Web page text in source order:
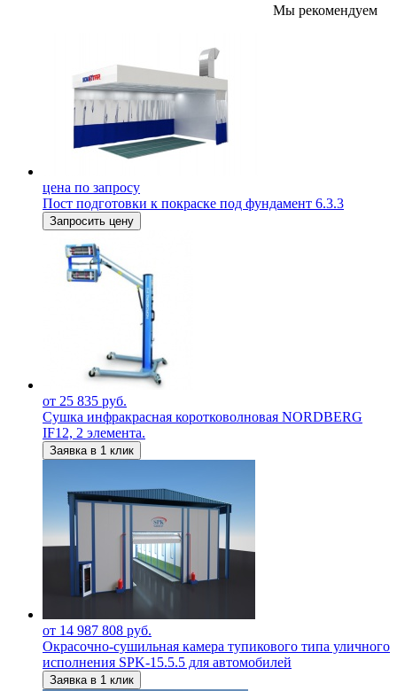
Мы рекомендуем
цена по запросу
Пост подготовки к покраске под фундамент 6.3.3
Запросить цену
от 25 835 руб.
Сушка инфракрасная коротковолновая NORDBERG
IF12, 2 элемента.
Заявка в 1 клик
от 14 987 808 руб.
Окрасочно-сушильная камера тупикового типа уличного
исполнения SPK-15.5.5 для автомобилей
Заявка в 1 клик